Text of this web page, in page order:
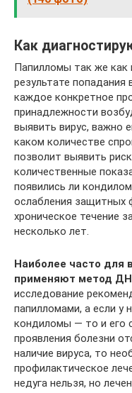
Как
Папилломы так же
результате попадания
каждое конкретное
принадлежности
выявить вирус, важно
каком количестве
позволит выявить
количественные
появились ли
ослабления защитных
хроническое течение
несколько лет.
Наиболее часто для
применяют метод
исследование
папилломами, а если у
кондиломы — то и его
проявления болезни
наличие вируса, то
профилактическое
недуга нельзя, но